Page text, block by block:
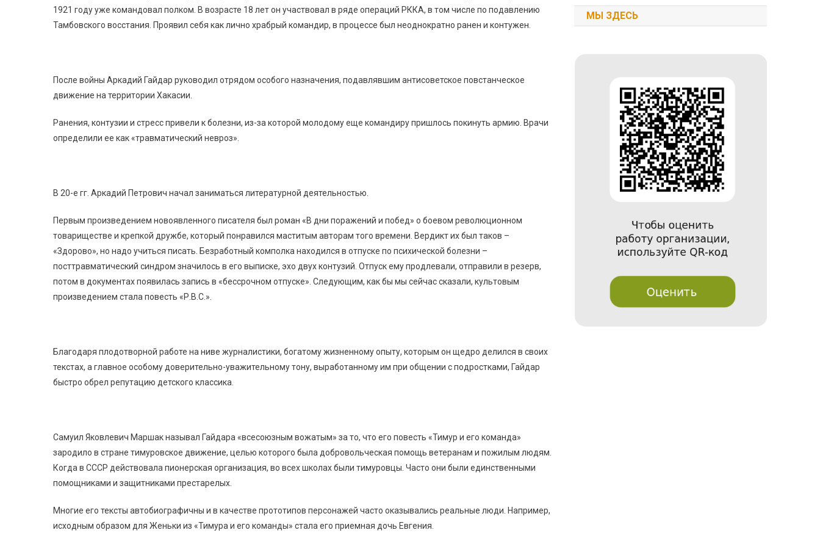
1921 году уже командовал полком. В возрасте 18 лет он участвовал в ряде операций РККА, в том числе по подавлению
Тамбовского восстания. Проявил себя как лично храбрый командир, в процессе был неоднократно ранен и контужен.
После войны Аркадий Гайдар руководил отрядом особого назначения, подавлявшим антисоветское повстанческое
движение на территории Хакасии.
Ранения, контузии и стресс привели к болезни, из-за которой молодому еще командиру пришлось покинуть армию. Врачи
определили ее как «травматический невроз».
В 20-е гг. Аркадий Петрович начал заниматься литературной деятельностью.
Первым произведением новоявленного писателя был роман «В дни поражений и побед» о боевом революционном
товариществе и крепкой дружбе, который понравился маститым авторам того времени. Вердикт их был таков –
«Здорово», но надо учиться писать. Безработный комполка находился в отпуске по психической болезни –
посттравматический синдром значилось в его выписке, эхо двух контузий. Отпуск ему продлевали, отправили в резерв,
потом в документах появилась запись в «бессрочном отпуске». Следующим, как бы мы сейчас сказали, культовым
произведением стала повесть «Р.В.С.».
Благодаря плодотворной работе на ниве журналистики, богатому жизненному опыту, которым он щедро делился в своих
текстах, а главное особому доверительно-уважительному тону, выработанному им при общении с подростками, Гайдар
быстро обрел репутацию детского классика.
Самуил Яковлевич Маршак называл Гайдара «всесоюзным вожатым» за то, что его повесть «Тимур и его команда»
зародило в стране тимуровское движение, целью которого была добровольческая помощь ветеранам и пожилым людям.
Когда в СССР действовала пионерская организация, во всех школах были тимуровцы. Часто они были единственными
помощниками и защитниками престарелых.
Многие его тексты автобиографичны и в качестве прототипов персонажей часто оказывались реальные люди. Например,
исходным образом для Женьки из «Тимура и его команды» стала его приемная дочь Евгения.
МЫ ЗДЕСЬ